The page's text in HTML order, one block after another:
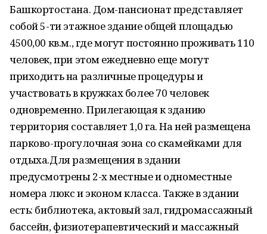
Башкортостана. Дом-пансионат представляет
собой 5-ти этажное здание общей площадью
4500,00 кв.м., где могут постоянно проживать 110
человек, при этом ежедневно еще могут
приходить на различные процедуры и
участвовать в кружках более 70 человек
одновременно. Прилегающая к зданию
территория составляет 1,0 га. На ней размещена
парково-прогулочная зона со скамейками для
отдыха.Для размещения в здании
предусмотрены 2-х местные и одноместные
номера люкс и эконом класса. Также в здании
есть: библиотека, актовый зал, гидромассажный
бассейн, физиотерапевтический и массажный